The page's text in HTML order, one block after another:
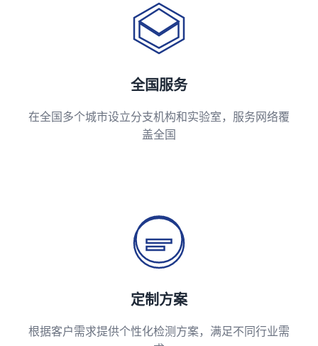
全国服务
在全国多个城市设立分支机构和实验室，服务网络覆
盖全国
定制方案
根据客户需求提供个性化检测方案，满足不同行业需